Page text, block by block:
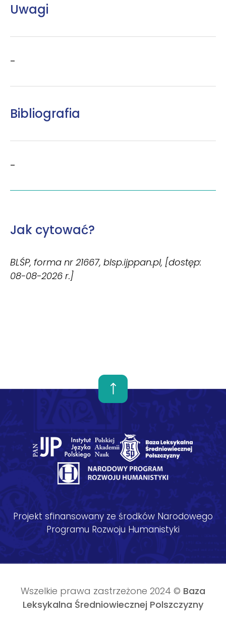
Uwagi
–
Bibliografia
–
Jak cytować?
BLŚP, forma nr 21667, blsp.ijppan.pl, [dostęp:
08-08-2026 r.]
Projekt sfinansowany ze środków Narodowego
Programu Rozwoju Humanistyki
Wszelkie prawa zastrzeżone 2024 © Baza
Leksykalna Średniowiecznej Polszczyzny